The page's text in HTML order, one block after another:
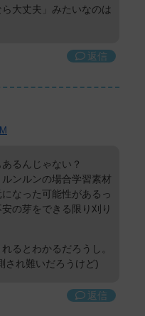
大丈夫」みたいなのは
返信
るんじゃない？
ンルンの場合学習素材
なった可能性があるっ
の芽をできる限り刈り
るとわかるだろうし。
され難いだろうけど)
返信